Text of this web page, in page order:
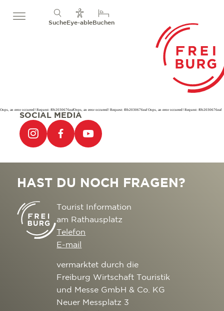
SucheEye-ableBuchen
Oops, an error occurred! Request: f0b2030676eafOops, an error occurred! Request: f0b2030676eaf Oops, an error occurred! Request: f0b2030676eaf
SOCIAL MEDIA
HAST DU NOCH FRAGEN?
Tourist Information
am Rathausplatz
Telefon
E-mail
vermarktet durch die
Freiburg Wirtschaft Touristik
und Messe GmbH & Co. KG
Neuer Messplatz 3